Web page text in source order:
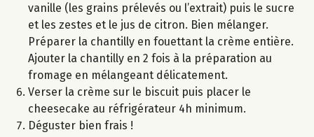
vanille (les grains prélevés ou l’extrait) puis le sucre
et les zestes et le jus de citron. Bien mélanger.
Préparer la chantilly en fouettant la crème entière.
Ajouter la chantilly en 2 fois à la préparation au
fromage en mélangeant délicatement.
Verser la crème sur le biscuit puis placer le
cheesecake au réfrigérateur 4h minimum.
Déguster bien frais !